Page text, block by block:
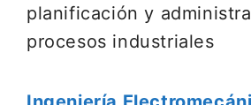
planificación y
procesos industriales